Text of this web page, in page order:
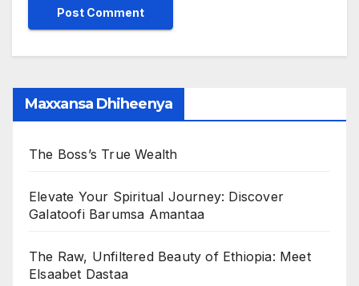
Maxxansa Dhiheenya
The Boss’s True Wealth
Elevate Your Spiritual Journey: Discover
Galatoofi Barumsa Amantaa
The Raw, Unfiltered Beauty of Ethiopia: Meet
Elsaabet Dastaa